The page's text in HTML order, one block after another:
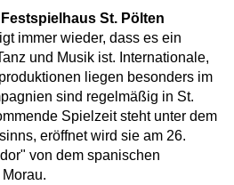
St. Pölten
immer wieder, dass es ein
und Musik ist. Internationale,
liegen besonders im
sind regelmäßig in St.
Spielzeit steht unter dem
eröffnet wird sie am 26.
von dem spanischen